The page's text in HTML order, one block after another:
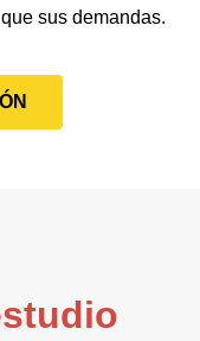
sus demandas.